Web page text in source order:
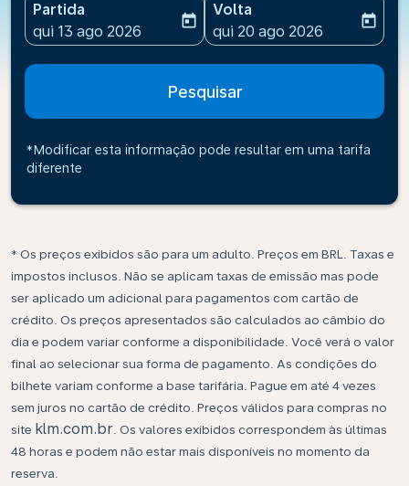
Partida
fc-booking-departure-date-aria-label
qui 13 ago 2026
today
Volta
fc-booking-return-date-
qui 20 ago 2026
today
Pesquisar
*Modificar esta informação pode resultar em uma tarifa
diferente
* Os preços exibidos são para um adulto. Preços em BRL. Taxas e
impostos inclusos. Não se aplicam taxas de emissão mas pode
ser aplicado um adicional para pagamentos com cartão de
crédito. Os preços apresentados são calculados ao câmbio do
dia e podem variar conforme a disponibilidade. Você verá o valor
final ao selecionar sua forma de pagamento. As condições do
bilhete variam conforme a base tarifária. Pague em até 4 vezes
sem juros no cartão de crédito. Preços válidos para compras no
site klm.com.br . Os valores exibidos correspondem às últimas
48 horas e podem não estar mais disponíveis no momento da
reserva.